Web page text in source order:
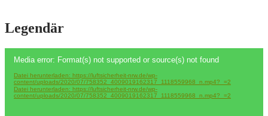
Legendär
Player
Media error: Format(s) not supported or source(s) not found
Datei herunterladen: https://luftsicherheit-nrw.de/wp-
content/uploads/2020/07/758352_4009019162317_1118559968_n.mp4?_=2
Datei herunterladen: https://luftsicherheit-nrw.de/wp-
content/uploads/2020/07/758352_4009019162317_1118559968_n.mp4?_=2